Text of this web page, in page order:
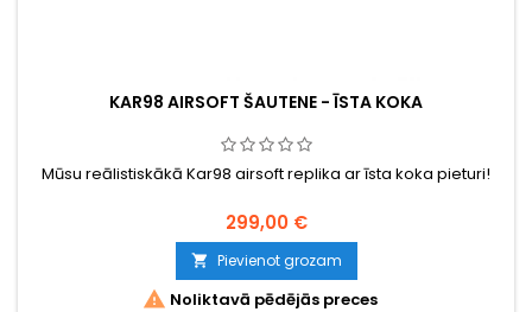
KAR98 AIRSOFT ŠAUTENE - ĪSTA KOKA
Mūsu reālistiskākā Kar98 airsoft replika ar īsta koka pieturi!
299,00 €
 Pievienot grozam
 Noliktavā pēdējās preces